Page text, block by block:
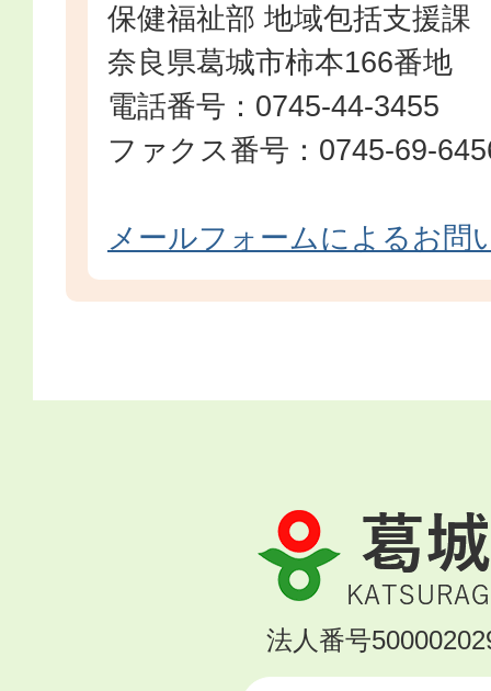
保健福祉部 地域包括支援課
奈良県葛城市柿本166番地
電話番号：0745-44-3455
ファクス番号：0745-69-
メールフォームによるお問
葛
城
市
KATSURAGI
法人番号